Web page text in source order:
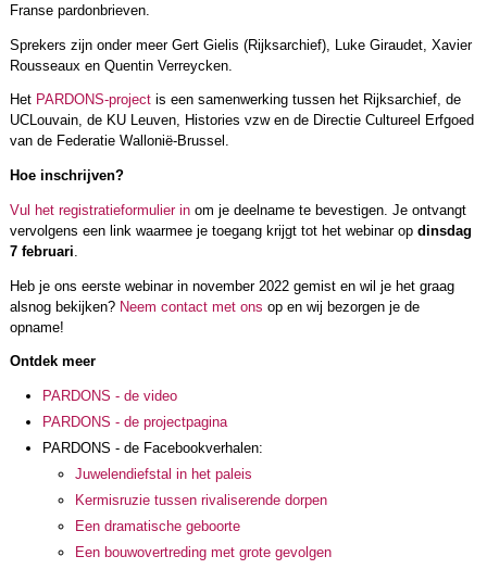
Franse pardonbrieven.
Sprekers zijn onder meer Gert Gielis (Rijksarchief), Luke Giraudet, Xavier
Rousseaux en Quentin Verreycken.
Het PARDONS-projectis een samenwerking tussen het Rijksarchief, de
UCLouvain, de KU Leuven, Histories vzw en de Directie Cultureel Erfgoed
van de Federatie Wallonië-Brussel.
Hoe inschrijven?
Vul het registratieformulier inom je deelname te bevestigen. Je ontvangt
vervolgens een link waarmee je toegang krijgt tot het webinar op dinsdag
7 februari
Heb je ons eerste webinar in november 2022 gemist en wil je het graag
alsnog bekijken? Neem contact met ons op en wij bezorgen je de
opname!
Ontdek meer
PARDONS - de video
PARDONS - de projectpagina
PARDONS - de Facebookverhalen:
Juwelendiefstal in het paleis
Kermisruzie tussen rivaliserende dorpen
Een dramatische geboorte
Een bouwovertreding met grote gevolgen